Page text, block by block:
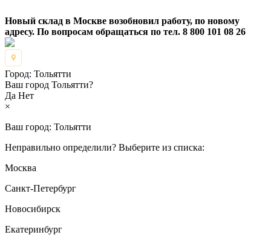
Новый склад в Москве возобновил работу, по новому
адресу. По вопросам обращаться по тел. 8 800 101 08 26
Город: Тольятти
Ваш город Тольятти?
Да Нет
×
Ваш город: Тольятти
Неправильно определили? Выберите из списка:
Москва
Санкт-Петербург
Новосибирск
Екатеринбург